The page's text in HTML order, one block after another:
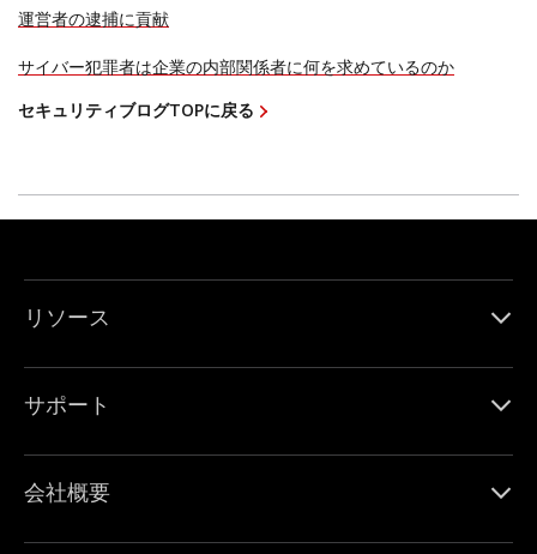
運営者の逮捕に貢献
サイバー犯罪者は企業の内部関係者に何を求めているのか
セキュリティブログTOPに戻る
リソース
サポート
会社概要